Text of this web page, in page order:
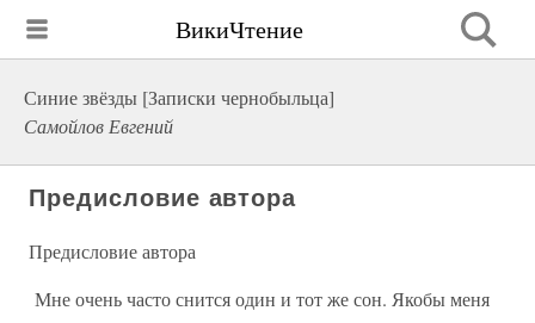
ВикиЧтение
Синие звёзды [Записки чернобыльца]
Самойлов Евгений
Предисловие автора
Предисловие автора
Мне очень часто снится один и тот же сон. Якобы меня